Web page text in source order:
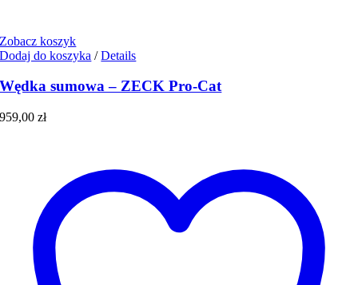
Zobacz koszyk
Dodaj do koszyka / Details
Wędka sumowa – ZECK Pro-Cat
959,00zł